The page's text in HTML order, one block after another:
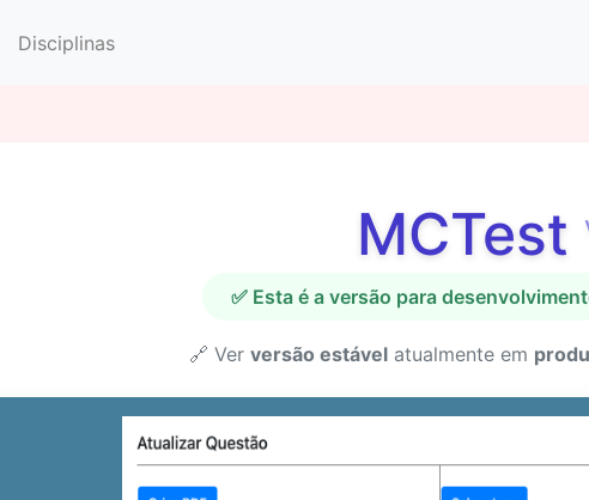
Disciplinas
MCTest
✅ Esta é a versão para
🔗 Ver versão estávelatualmente em